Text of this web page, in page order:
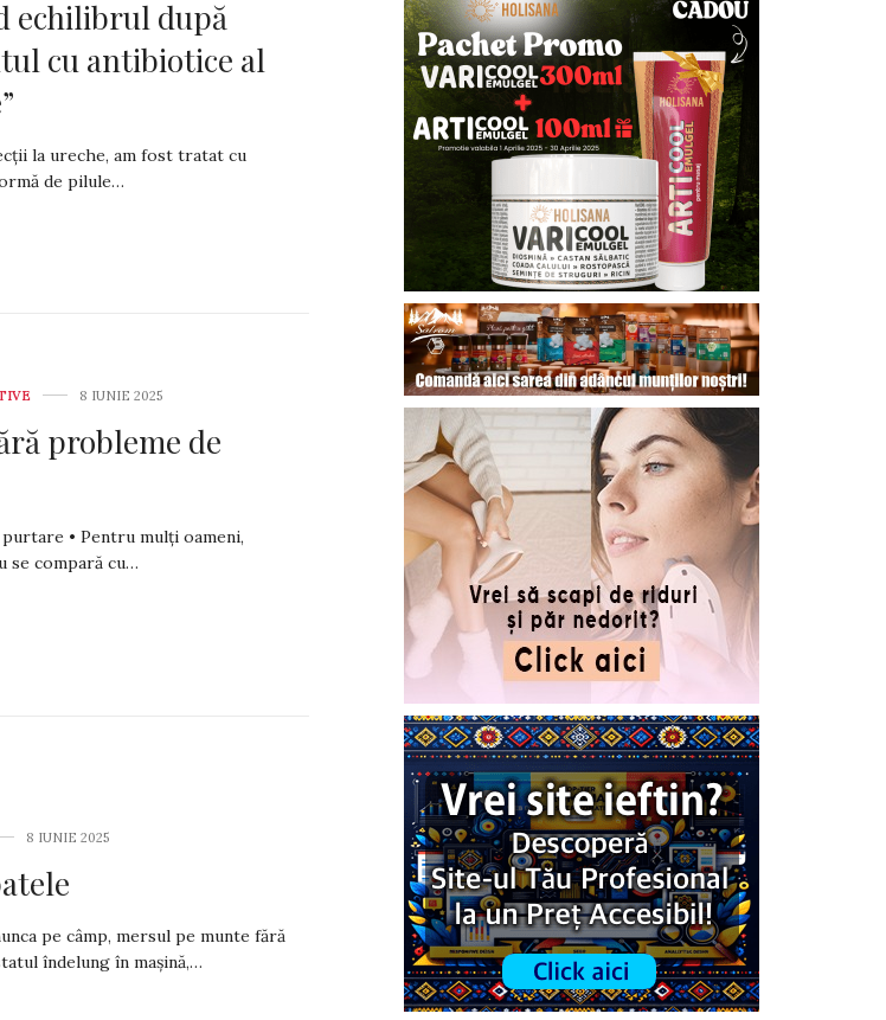
echilibrul după
cu antibiotice al
la ureche, am fost tratat cu
de pilule…
8 IUNIE 2025
probleme de
purtare • Pentru mulți oameni,
se compară cu…
8 IUNIE 2025
pe câmp, mersul pe munte fără
îndelung în mașină,…